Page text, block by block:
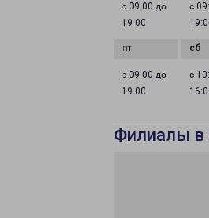
с 09:00 до
19:00
с
с 09:00 до
19:00
с
Филиалы в